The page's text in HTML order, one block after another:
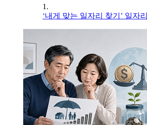
1.
‘내게 맞는 일자리 찾기’ 일자